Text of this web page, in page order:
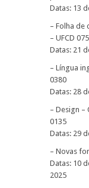
Datas: 13
– Folha de
– UFCD
Datas: 21
– Língua
0380
Datas: 28
– Design –
0135
Datas: 29
– Novas
Datas: 10
2025